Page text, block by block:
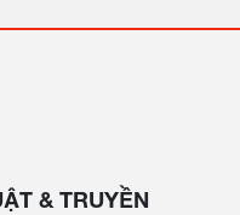
& TRUYỀN